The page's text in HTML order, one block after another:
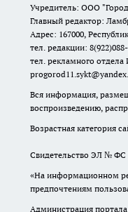
Учредитель: ООО
Главный редактор:
Адрес: 167000,
тел. редакции:
тел. рекламного отдела
Вся информация,
воспроизведению,
Возрастная категория
Свидетельство ЭЛ № ФС
«На информационном
предпочтениям
Администрация